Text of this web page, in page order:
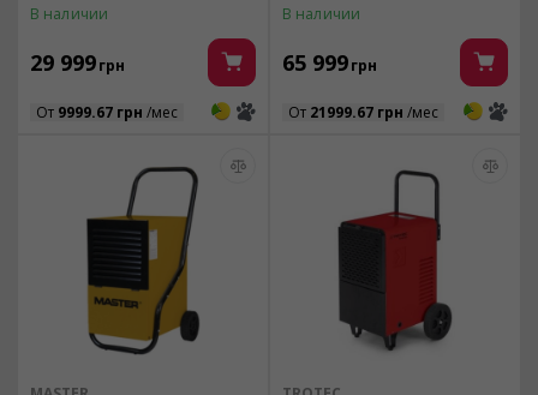
В наличии
29 999грн
От 9999.67 грн /мес 3 3
В наличии
65 999грн
От 21999.67 грн /мес 3 3